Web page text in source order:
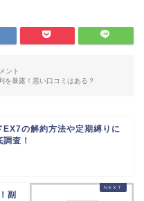
ント
を暴露！悪い口コミはある？
EX7の解約方法や定期縛りに
査！
副